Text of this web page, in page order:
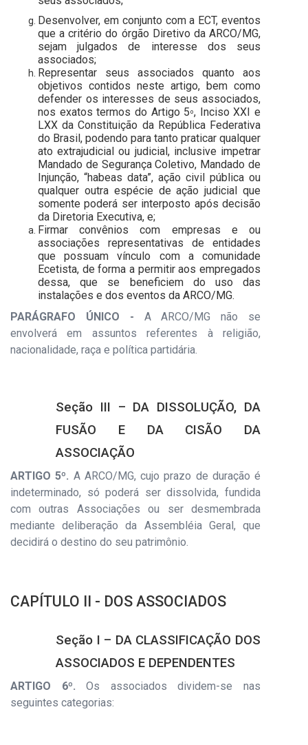
Desenvolver, em conjunto com a ECT, eventos
que a critério do órgão Diretivo da ARCO/MG,
sejam julgados de interesse dos seus
associados;
Representar seus associados quanto aos
objetivos contidos neste artigo, bem como
defender os interesses de seus associados,
nos exatos termos do Artigo 5º, Inciso XXI e
LXX da Constituição da República Federativa
do Brasil, podendo para tanto praticar qualquer
ato extrajudicial ou judicial, inclusive impetrar
Mandado de Segurança Coletivo, Mandado de
Injunção, “habeas data”, ação civil pública ou
qualquer outra espécie de ação judicial que
somente poderá ser interposto após decisão
da Diretoria Executiva, e;
Firmar convênios com empresas e ou
associações representativas de entidades
que possuam vínculo com a comunidade
Ecetista, de forma a permitir aos empregados
dessa, que se beneficiem do uso das
instalações e dos eventos da ARCO/MG.
PARÁGRAFO ÚNICO - A ARCO/MG não se
envolverá em assuntos referentes à religião,
nacionalidade, raça e política partidária.
Seção III – DA DISSOLUÇÃO, DA
FUSÃO E DA CISÃO DA
ASSOCIAÇÃO
ARTIGO 5º. A ARCO/MG, cujo prazo de duração é
indeterminado, só poderá ser dissolvida, fundida
com outras Associações ou ser desmembrada
mediante deliberação da Assembléia Geral, que
decidirá o destino do seu patrimônio.
CAPÍTULO II - DOS ASSOCIADOS
Seção I – DA CLASSIFICAÇÃO DOS
ASSOCIADOS E DEPENDENTES
ARTIGO 6º.Os associados dividem-se nas
seguintes categorias: